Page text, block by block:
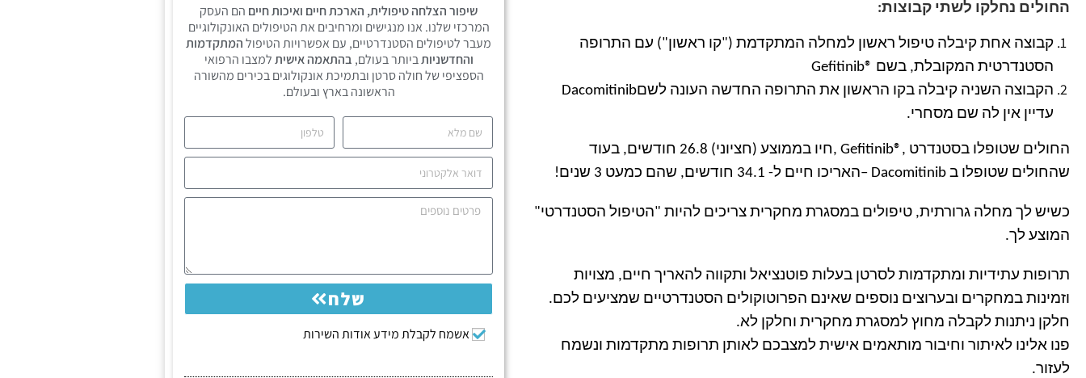
החולים נחלקו לשתי קבוצות:
קבוצה אחת קיבלה טיפול ראשון למחלה המתקדמת ("קו ראשון") עם התרופה
הסטנדרטית המקובלת, בשם Gefitinib®
הקבוצה השניה קיבלה בקו הראשון את התרופה החדשה העונה לשםDacomitinib
עדיין אין לה שם מסחרי.
החולים שטופלו בסטנדרט , Gefitinib®,
חיו בממוצע (חציוני) 26.8 חודשים, בעוד
שהחולים שטופלו ב – Dacomitinibהאריכו חיים ל- 34.1 חודשים, שהם כמעט 3 שנים !
כשיש לך מחלה גרורתית, טיפולים במסגרת מחקרית צריכים להיות "הטיפול הסטנדרטי"
המוצע לך.
תרופות עתידיות ומתקדמות לסרטן בעלות פוטנציאל ותקווה להאריך חיים, מצויות
וזמינות במחקרים ובערוצים נוספים שאינם הפרוטוקולים הסטנדרטיים שמציעים לכם.
חלקן ניתנות לקבלה מחוץ למסגרת מחקרית וחלקן לא.
פנו אלינו לאיתור וחיבור מותאמים אישית למצבכם לאותן תרופות מתקדמות ונשמח
לעזור.
שיפור הצלחה טיפולית, הארכת חיים ואיכות חיים הם העסק
המרכזי שלנו. אנו מנגישים ומרחיבים את הטיפולים האונקולוגיים
מעבר לטיפולים הסטנדרטיים, עם אפשרויות הטיפולהמתקדמות
והחדשניותביותר בעולם, בהתאמה אישיתלמצבו הרפואי
הספציפי של חולה סרטן ובתמיכת אונקולוגים בכירים מהשורה
הראשונה בארץ ובעולם.
אשמח לקבלת מידע אודות השירות
שלח